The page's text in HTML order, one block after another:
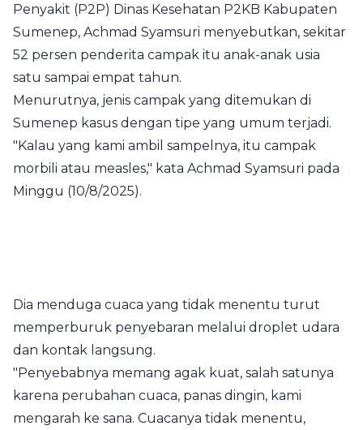
Penyakit (P2P) Dinas Kesehatan P2KB Kabupaten
Sumenep, Achmad Syamsuri menyebutkan, sekitar
52 persen penderita campak itu anak-anak usia
satu sampai empat tahun.
Menurutnya, jenis campak yang ditemukan di
Sumenep kasus dengan tipe yang umum terjadi.
"Kalau yang kami ambil sampelnya, itu campak
morbili atau measles," kata Achmad Syamsuri pada
Minggu (10/8/2025).
Dia menduga cuaca yang tidak menentu turut
memperburuk penyebaran melalui droplet udara
dan kontak langsung.
"Penyebabnya memang agak kuat, salah satunya
karena perubahan cuaca, panas dingin, kami
mengarah ke sana. Cuacanya tidak menentu,